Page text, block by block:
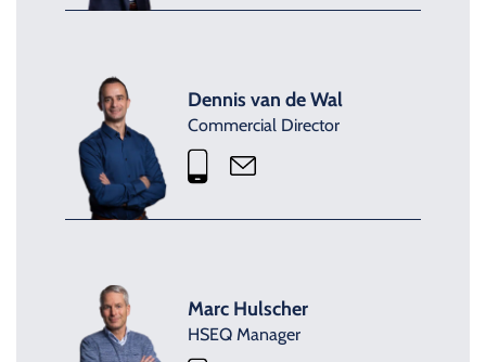
Dennis van de Wal
Commercial Director
Marc Hulscher
HSEQ Manager